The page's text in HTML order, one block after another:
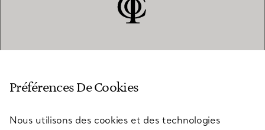
SERVICES
Préférences De Cookies
Nous utilisons des cookies et des technologies